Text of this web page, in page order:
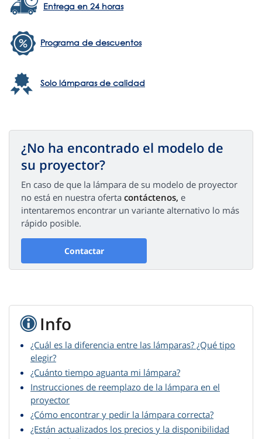
Entrega en 24 horas
Programa de descuentos
Solo lámparas de calidad
¿No ha encontrado el modelo de
su proyector?
En caso de que la lámpara de su modelo de proyector
no está en nuestra oferta contáctenos, e
intentaremos encontrar un variante alternativo lo más
rápido posible.
Contactar
Info
¿Cuál es la diferencia entre las lámparas? ¿Qué tipo
elegir?
¿Cuánto tiempo aguanta mi lámpara?
Instrucciones de reemplazo de la lámpara en el
proyector
¿Cómo encontrar y pedir la lámpara correcta?
¿Están actualizados los precios y la disponibilidad